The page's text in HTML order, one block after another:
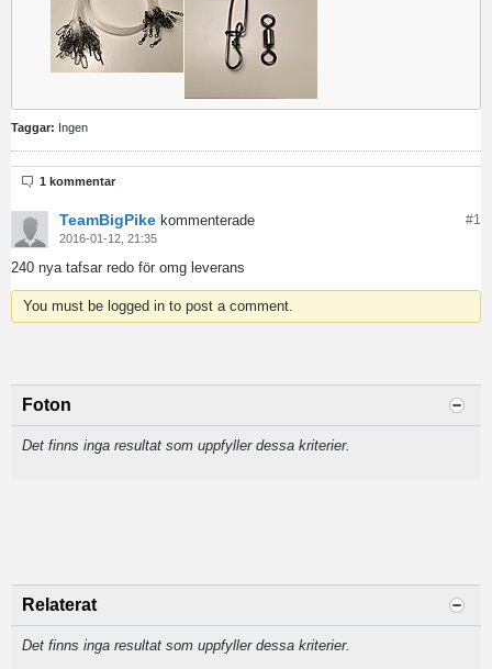
Taggar: Ingen
1 kommentar
#1
TeamBigPike kommenterade
2016-01-12, 21:35
240 nya tafsar redo för omg leverans
You must be logged in to post a comment.
Foton
Det finns inga resultat som uppfyller dessa kriterier.
Relaterat
Det finns inga resultat som uppfyller dessa kriterier.